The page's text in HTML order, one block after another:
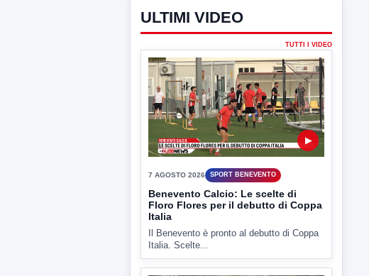
ULTIMI VIDEO
TUTTI I VIDEO
7 AGOSTO 2026
Benevento Calcio: Le scelte di
Floro Flores per il debutto di Coppa
Italia